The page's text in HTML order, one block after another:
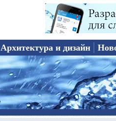
Архитектура и дизайн